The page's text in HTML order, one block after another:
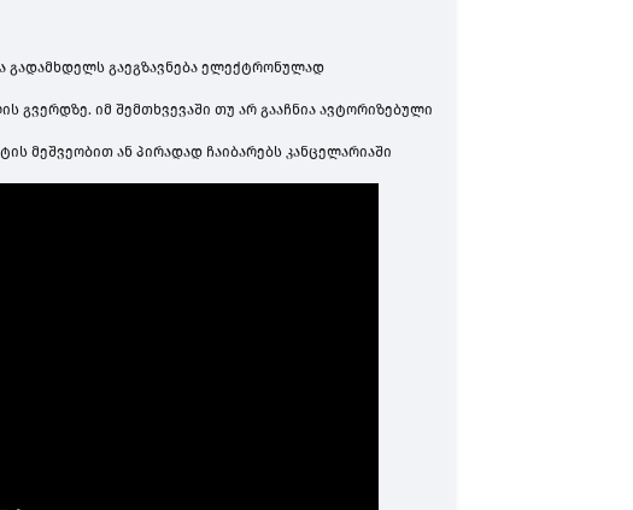
გადამხდელს გაეგზავნება ელექტრონულად
გვერდზე. იმ შემთხვევაში თუ არ გააჩნია ავტორიზებული
მეშვეობით ან პირადად ჩაიბარებს კანცელარიაში